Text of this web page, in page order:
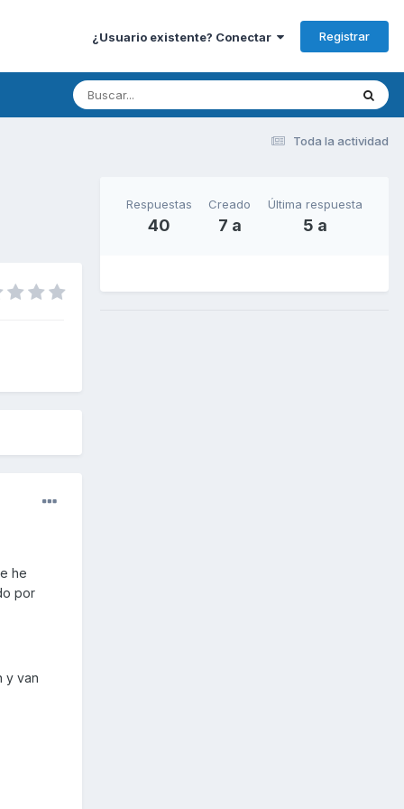
¿Usuario existente? Conectar Registrar
Toda la actividad
he
por
y van
Respuestas
40
Creado
7 a
Última respuesta
5 a